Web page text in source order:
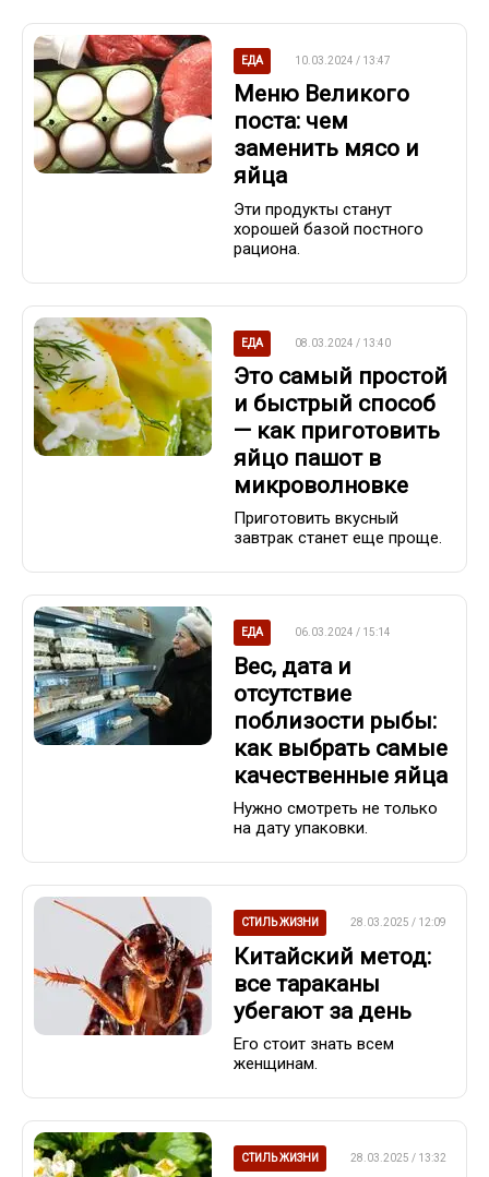
ЕДА 10.03.2024 / 13:47
Меню Великого
поста: чем
заменить мясо и
яйца
Эти продукты станут
хорошей базой постного
рациона.
ЕДА 08.03.2024 / 13:40
Это самый простой
и быстрый способ
— как приготовить
яйцо пашот в
микроволновке
Приготовить вкусный
завтрак станет еще проще.
ЕДА 06.03.2024 / 15:14
Вес, дата и
отсутствие
поблизости рыбы:
как выбрать самые
качественные яйца
Нужно смотреть не только
на дату упаковки.
СТИЛЬ ЖИЗНИ 28.03.2025 / 12:09
Китайский метод:
все тараканы
убегают за день
Его стоит знать всем
женщинам.
СТИЛЬ ЖИЗНИ 28.03.2025 / 13:32